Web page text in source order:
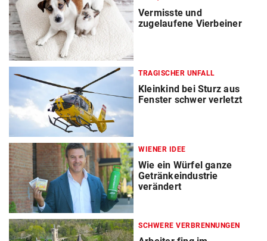
Vermisste und
zugelaufene Vierbeiner
TRAGISCHER UNFALL
Kleinkind bei Sturz aus
Fenster schwer verletzt
WIENER IDEE
Wie ein Würfel ganze
Getränkeindustrie
verändert
SCHWERE VERBRENNUNGEN